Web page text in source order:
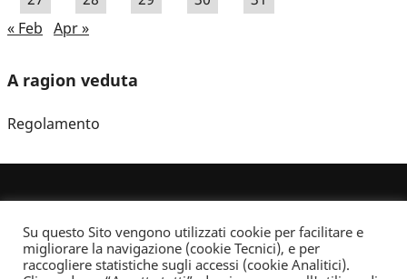
« Feb Apr »
A ragion veduta
Regolamento
Su questo Sito vengono utilizzati cookie per facilitare e
migliorare la navigazione (cookie Tecnici), e per
raccogliere statistiche sugli accessi (cookie Analitici).